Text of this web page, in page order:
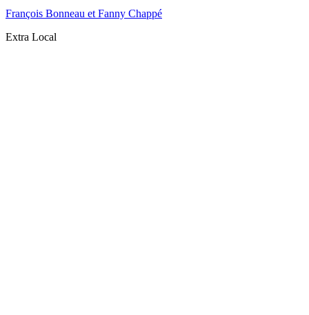
François Bonneau et Fanny Chappé
Extra Local